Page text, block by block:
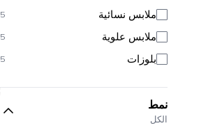
ملابس نسائية 5
ملابس علوية 5
بلوزات 5
نمط
الكل